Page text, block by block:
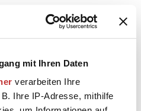
mit Ihren Daten
verarbeiten Ihre
Ihre IP-Adresse, mithilfe